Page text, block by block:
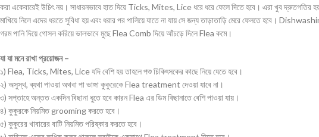
করা একেবারেই উচিৎ নয়। সাধারনভাবে হাত দিয়ে Ticks, Mites, Lice ধরে ধরে ফেলে দিতে হবে। এরা খুব
মাখিয়ে নিলে এদের ধরতে সুবিধা হয় এবং ধরার পর পালিয়ে যাতে না যায় সে জন্য তাড়াতাড়ি মেরে ফেলতে হবে।
গরম পানি দিয়ে গোসল করিয়ে ভালভাবে মুছে Flea Comb দিয়ে আঁচড়ে দিলে Flea কমে।
যা যা মনে রাখা প্রয়োজন –
১) Flea, Ticks, Mites, Lice যদি বেশি হয় তাহলে পশু চিকিৎসকের কাছে নিয়ে যেতে হবে।
২) অসুস্থ, ব্যথা পাওয়া অথবা পা ভাঙ্গা কুকুরেকে Flea treatment দেওয়া যাবে না।
৩) সপ্তাহে অন্তত একদিন বিছানা ধুতে হবে কারন Flea এর ডিম বিছানাতে বেশি পাওয়া যায়।
৪) কুকুরকে নিয়মিত grooming করতে হবে।
৫) কুকুরের খাবারের বাটি নিয়মিত পরিষ্কার করতে হবে।